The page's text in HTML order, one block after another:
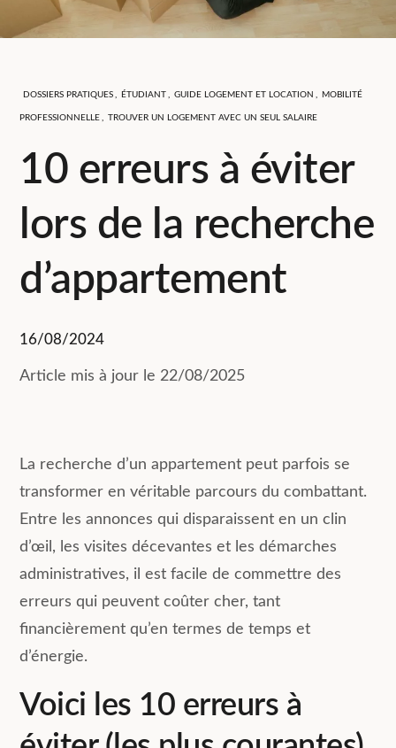
DOSSIERS PRATIQUES ÉTUDIANT GUIDE LOGEMENT ET LOCATION MOBILITÉ
PROFESSIONNELLE TROUVER UN LOGEMENT AVEC UN SEUL SALAIRE
10 erreurs à éviter
lors de la recherche
d’appartement
16/08/2024
Article mis à jour le 22/08/2025
La recherche d’un appartement peut parfois se
transformer en véritable parcours du combattant.
Entre les annonces qui disparaissent en un clin
d’œil, les visites décevantes et les démarches
administratives, il est facile de commettre des
erreurs qui peuvent coûter cher, tant
financièrement qu’en termes de temps et
d’énergie.
Voici les 10 erreurs à